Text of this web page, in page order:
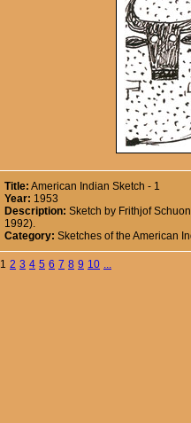
Title: American Indian Sketch - 1
Year: 1953
Description: Sketch by Frithjof
1992).
Category: Sketches of the American
1 2 3 4 5 6 7 8 9 10 ...